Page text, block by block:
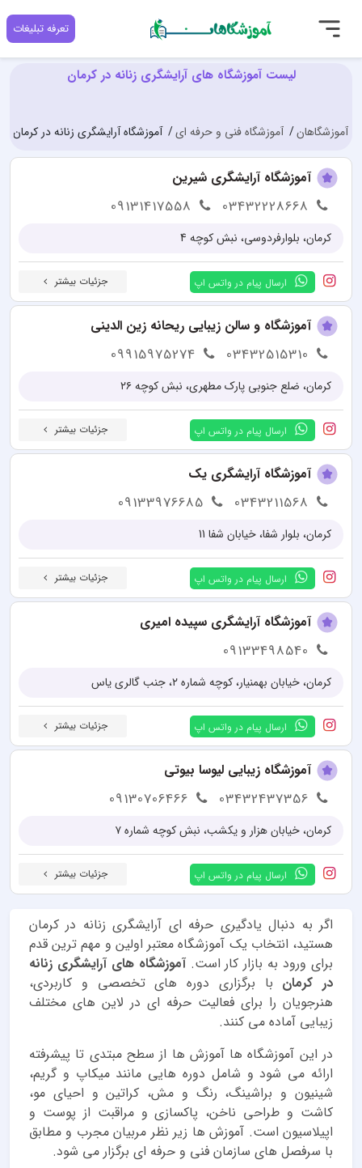
تعرفه تبلیغات
لیست آموزشگاه های آرایشگری زنانه در کرمان
آموزشگاهان آموزشگاه فنی و حرفه ای آموزشگاه آرایشگری زنانه در کرمان
آموزشگاه آرایشگری شیرین
03432228668
09131417558
کرمان، بلوارفردوسی، نبش کوچه 4
ارسال پیام در واتس اپ جزئیات بیشتر
آموزشگاه و سالن زیبایی ریحانه زین الدینی
03432515310
09915975274
کرمان، ضلع جنوبی پارک مطهری، نبش کوچه ۲۶
ارسال پیام در واتس اپ جزئیات بیشتر
آموزشگاه آرایشگری یک
0343211568
09133976685
کرمان، بلوار شفا، خیابان شفا 11
ارسال پیام در واتس اپ جزئیات بیشتر
آموزشگاه آرایشگری سپیده امیری
09133498540
کرمان، خیابان بهمنیار، کوچه شماره ۲، جنب گالری یاس
ارسال پیام در واتس اپ جزئیات بیشتر
آموزشگاه زیبایی لیوسا بیوتی
03432437356
09130706466
کرمان، خیابان هزار و یکشب، نبش کوچه شماره ۷
ارسال پیام در واتس اپ جزئیات بیشتر
اگر به دنبال یادگیری حرفه ای آرایشگری زنانه در کرمان
هستید، انتخاب یک آموزشگاه معتبر اولین و مهم ترین قدم
برای ورود به بازار کار است.آموزشگاه های آرایشگری زنانه
در کرمان با برگزاری دوره های تخصصی و کاربردی،
هنرجویان را برای فعالیت حرفه ای در لاین های مختلف
زیبایی آماده می کنند.
در این آموزشگاه ها آموزش ها از سطح مبتدی تا پیشرفته
ارائه می شود و شامل دوره هایی مانند میکاپ و گریم،
شینیون و براشینگ، رنگ و مش، کراتین و احیای مو،
کاشت و طراحی ناخن، پاکسازی و مراقبت از پوست و
اپیلاسیون است. آموزش ها زیر نظر مربیان مجرب و مطابق
با سرفصل های سازمان فنی و حرفه ای برگزار می شود.